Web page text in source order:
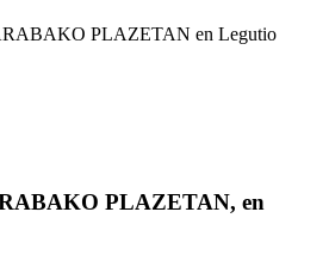
PLAZETAN en Legutio
PLAZETAN, en